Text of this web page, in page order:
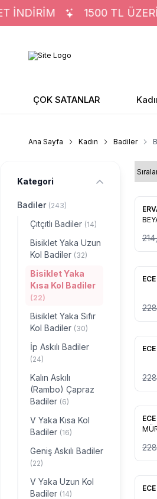
1500 TL ÜZERİ
ÇOK SATANLAR
Ana Sayfa Kadın Badiler
Kategori
Badiler (243)
Çıtçıtlı Badiler (14)
Bisiklet Yaka Uzun
Kol Badiler (32)
Bisiklet Yaka
Kısa Kol Badiler
(22)
Bisiklet Yaka Sıfır
Kol Badiler (30)
İp Askılı Badiler
(24)
Kalın Askılı
(Rambo) Çapraz
Badiler (6)
V Yaka Kısa Kol
Badiler (16)
Geniş Askılı Badiler
(22)
V Yaka Uzun Kol
Badiler (14)
%30
%30
ECE
%30
ECE
%30
ECE
%30
ECE